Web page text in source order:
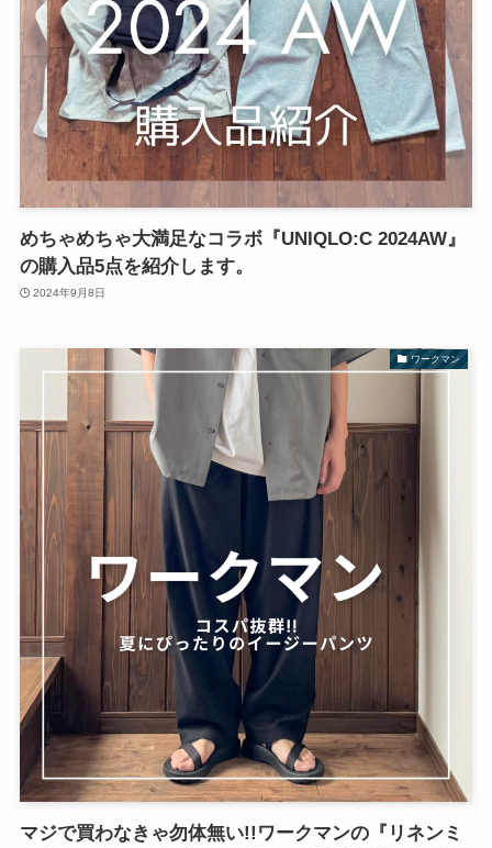
めちゃめちゃ大満足なコラボ『UNIQLO:C 2024AW』
の購入品5点を紹介します。
2024年9月8日
ワークマン
マジで買わなきゃ勿体無い!!ワークマンの『リネンミ